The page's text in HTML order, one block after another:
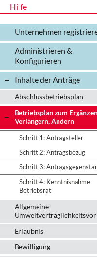
Hilfe
Unternehmen
Administrieren &
Konfigurieren
Inhalte der Anträge
Abschlussbetriebsplan
Betriebsplan zum
Verlängern, Ändern
Schritt 1: Antragsteller
Schritt 2: Antragsbezug
Schritt 3:
Schritt 4: Kenntnisnahme
Betriebsrat
Allgemeine
Erlaubnis
Bewilligung